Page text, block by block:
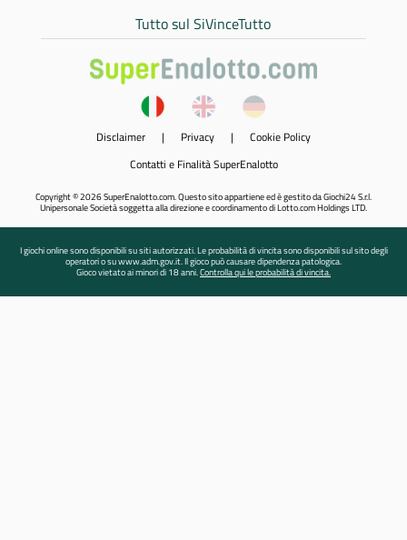
Tutto sul SiVinceTutto
Disclaimer | Privacy | Cookie Policy
Contatti e Finalità SuperEnalotto
Copyright © 2026 SuperEnalotto.com. Questo sito appartiene ed è gestito da Giochi24 S.r.l.
Unipersonale Società soggetta alla direzione e coordinamento di Lotto.com Holdings LTD.
I giochi online sono disponibili su siti autorizzati. Le probabilità di vincita sono disponibili sul sito degli
operatori o su www.adm.gov.it. Il gioco può causare dipendenza patologica.
Gioco vietato ai minori di 18 anni.Controlla qui le probabilità di vincita.